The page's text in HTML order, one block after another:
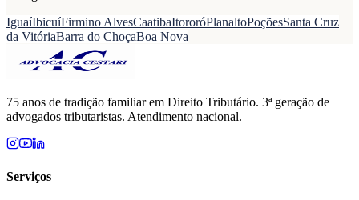
IguaíIbicuíFirmino AlvesCaatibaItororóPlanaltoPoçõesSanta Cruz
da VitóriaBarra do ChoçaBoa Nova
75 anos de tradição familiar em Direito Tributário. 3ª geração de
advogados tributaristas. Atendimento nacional.
Serviços